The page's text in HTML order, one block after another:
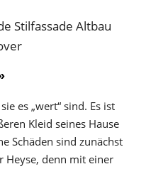
es „wert“ sind. Es ist
Kleid seines Hause
Schäden sind zunächst
Heyse, denn mit einer